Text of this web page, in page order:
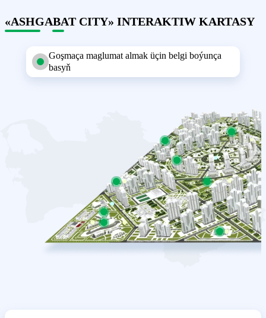
«ASHGABAT CITY» INTERAKTIW KARTASY
Goşmaça maglumat almak üçin belgi boýunça
basyň